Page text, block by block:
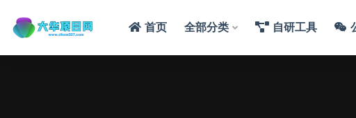
首页 全部分类 自研工具